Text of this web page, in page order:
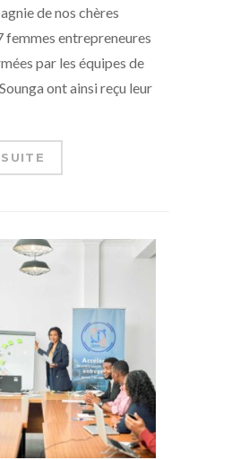
de nos chères
femmes entrepreneures
par les équipes de
ont ainsi reçu leur